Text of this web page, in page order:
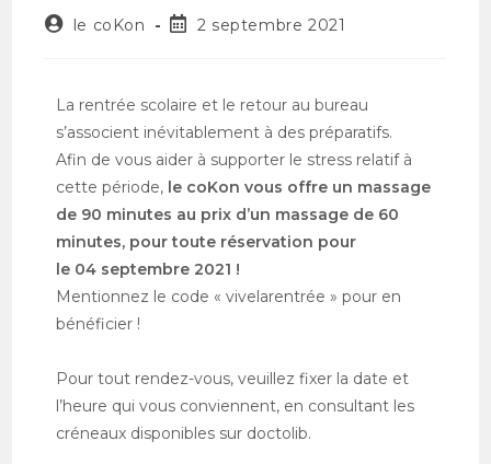
le coKon 2 septembre 2021
La rentrée scolaire et le retour au bureau
s’associent inévitablement à des préparatifs.
Afin de vous aider à supporter le stress relatif à
cette période, le coKon vous offre un massage
de 90 minutes au prix d’un massage de 60
minutes, pour toute réservation pour
le 04 septembre 2021 !
Mentionnez le code « vivelarentrée » pour en
bénéficier !
Pour tout rendez-vous, veuillez fixer la date et
l’heure qui vous conviennent, en consultant les
créneaux disponibles sur doctolib.